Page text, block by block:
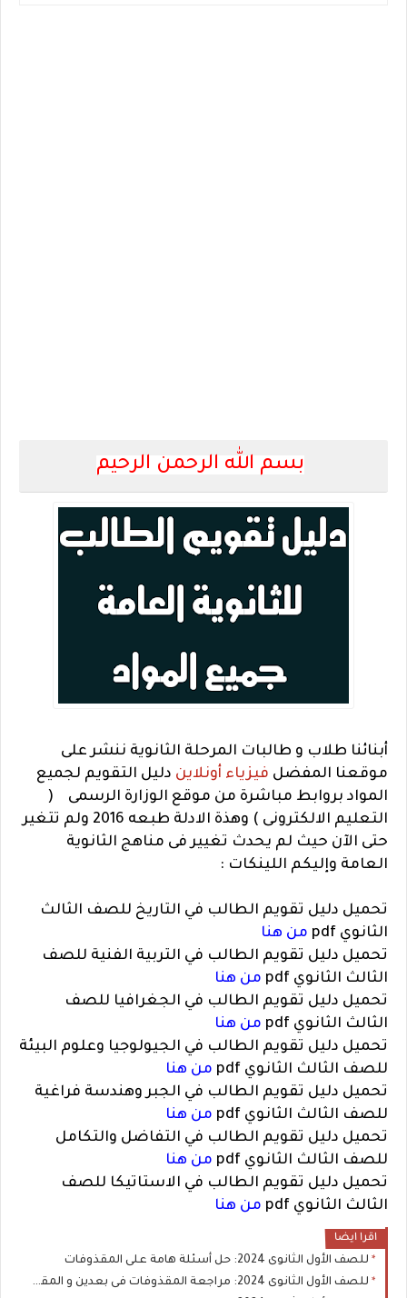
بسم الله الرحمن الرحيم
أبنائنا طلاب و طالبات المرحلة الثانوية ننشر على
موقعنا المفضل فيزياء أونلاين دليل التقويم لجميع
المواد بروابط مباشرة من موقع الوزارة الرسمى (
التعليم الالكترونى ) وهذة الادلة طبعه 2016 ولم تتغير
حتى الآن حيث لم يحدث تغيير فى مناهج الثانوية
العامة وإليكم اللينكات :
تحميل دليل تقويم الطالب في التاريخ للصف الثالث
الثانوي pdf
من هنا
تحميل دليل تقويم الطالب في التربية الفنية للصف
الثالث الثانوي pdf
من هنا
تحميل دليل تقويم الطالب في الجغرافيا للصف
الثالث الثانوي pdf
من هنا
تحميل دليل تقويم الطالب في الجيولوجيا وعلوم البيئة
للصف الثالث الثانوي pdf
من هنا
تحميل دليل تقويم الطالب في الجبر وهندسة فراغية
للصف الثالث الثانوي pdf
من هنا
تحميل دليل تقويم الطالب في التفاضل والتكامل
للصف الثالث الثانوي pdf
من هنا
تحميل دليل تقويم الطالب في الاستاتيكا للصف
الثالث الثانوي pdf
من هنا
اقرا ايضا
للصف الأول الثانوى 2024: حل أسئلة هامة على المقذوفات
للصف الأول الثانوى 2024: مراجعة المقذوفات فى بعدين و المقذوفات الأفقية